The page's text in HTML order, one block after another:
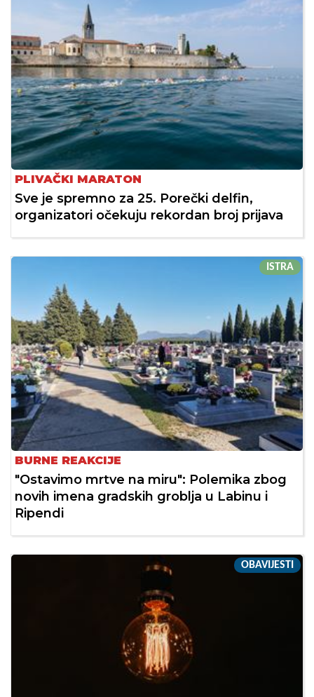
PLIVAČKI MARATON
Sve je spremno za 25. Porečki delfin,
organizatori očekuju rekordan broj prijava
ISTRA
BURNE REAKCIJE
"Ostavimo mrtve na miru": Polemika zbog
novih imena gradskih groblja u Labinu i
Ripendi
OBAVIJESTI